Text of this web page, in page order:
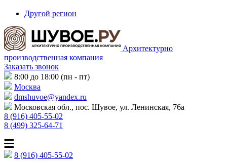
Другой регион
Архитектурно
производственная компания
Заказать звонок
8:00 до 18:00 (пн - пт)
Москва
dmshuvoe@yandex.ru
Московская обл., пос. Шувое, ул. Ленинская, 76а
8 (916) 405-55-02
8 (499) 325-64-71
8 (916) 405-55-02